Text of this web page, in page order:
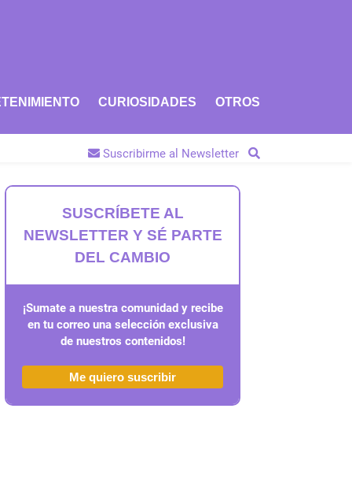
CURIOSIDADES OTROS
Suscribirme al Newsletter
SUSCRÍBETE AL
NEWSLETTER Y SÉ PARTE
DEL CAMBIO
¡Sumate a nuestra comunidad y recibe
en tu correo una selección exclusiva
de nuestros contenidos!
Me quiero suscribir